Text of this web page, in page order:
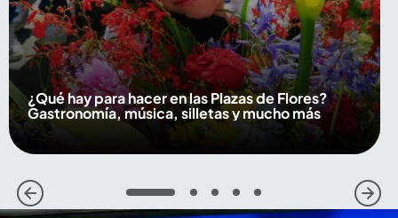
¿Qué hay para hacer en las Plazas de Flores?
Gastronomía, música, silletas y mucho más
1 2 3 4 5